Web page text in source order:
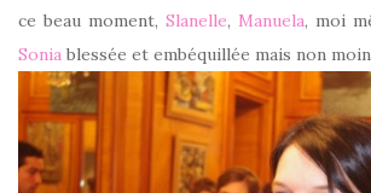
ce beau moment, Slanelle, Manuela, moi
Sonia blessée et embéquillée mais non